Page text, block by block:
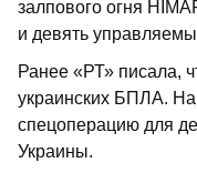
залпового огня
и девять
Ранее «РТ» писала,
украинских БПЛА.
спецоперацию для
Украины.